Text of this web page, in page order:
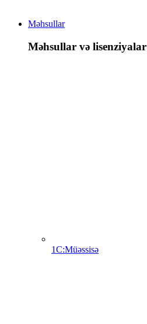
Məhsullar
Məhsullar və lisenziyalar
1C:Müəssisə